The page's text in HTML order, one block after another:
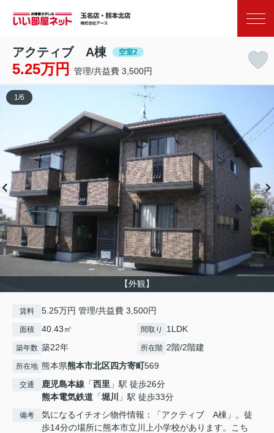
アクティブ A棟 空室2
5.25万円 管理/共益費 3,500円
【外観】
1 /6
賃料 5.25万円 管理/共益費 3,500円
面積 40.43㎡ 間取り 1LDK
築年数 築22年 所在階 2階/2階建
所在地 熊本県熊本市北区四方寄町569
交通 鹿児島本線 「西里 」駅 徒歩26分
熊本電気鉄道 「堀川 」駅 徒歩33分
備考
気になるイチオシ物件情報：「アクティブ A棟」。徒
歩14分の場所に熊本市立川上小学校があります。こち